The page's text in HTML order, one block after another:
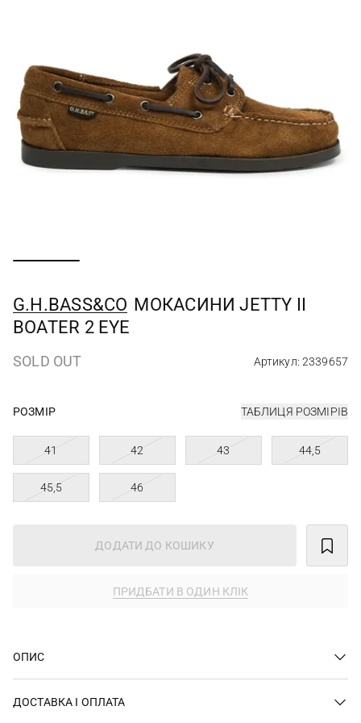
G.H.BASS&CO МОКАСИНИ JETTY II
BOATER 2 EYE
SOLD OUT Артикул: 2339657
РОЗМІР ТАБЛИЦЯ РОЗМІРІВ
41 42 43 44,5
45,5 46
ДОДАТИ ДО КОШИКУ
ПРИДБАТИ В ОДИН КЛІК
ОПИС
ДОСТАВКА І ОПЛАТА